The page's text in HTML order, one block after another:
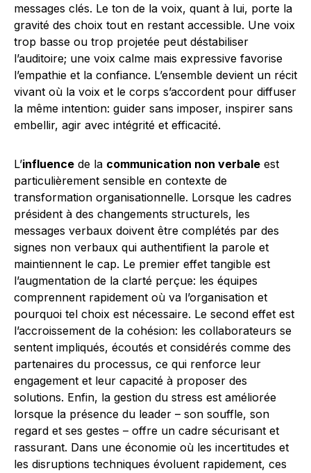
messages clés. Le ton de la voix, quant à lui, porte la
gravité des choix tout en restant accessible. Une voix
trop basse ou trop projetée peut déstabiliser
l’auditoire; une voix calme mais expressive favorise
l’empathie et la confiance. L’ensemble devient un récit
vivant où la voix et le corps s’accordent pour diffuser
la même intention: guider sans imposer, inspirer sans
embellir, agir avec intégrité et efficacité.
L’influence de la communication non verbale est
particulièrement sensible en contexte de
transformation organisationnelle. Lorsque les cadres
président à des changements structurels, les
messages verbaux doivent être complétés par des
signes non verbaux qui authentifient la parole et
maintiennent le cap. Le premier effet tangible est
l’augmentation de la clarté perçue: les équipes
comprennent rapidement où va l’organisation et
pourquoi tel choix est nécessaire. Le second effet est
l’accroissement de la cohésion: les collaborateurs se
sentent impliqués, écoutés et considérés comme des
partenaires du processus, ce qui renforce leur
engagement et leur capacité à proposer des
solutions. Enfin, la gestion du stress est améliorée
lorsque la présence du leader – son souffle, son
regard et ses gestes – offre un cadre sécurisant et
rassurant. Dans une économie où les incertitudes et
les disruptions techniques évoluent rapidement, ces